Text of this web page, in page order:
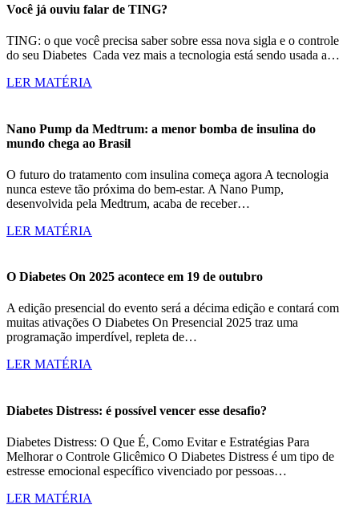
Você já ouviu falar de TING?
TING: o que você precisa saber sobre essa nova sigla e o controle
do seu Diabetes Cada vez mais a tecnologia está sendo usada a…
LER MATÉRIA
Nano Pump da Medtrum: a menor bomba de insulina do
mundo chega ao Brasil
O futuro do tratamento com insulina começa agora A tecnologia
nunca esteve tão próxima do bem-estar. A Nano Pump,
desenvolvida pela Medtrum, acaba de receber…
LER MATÉRIA
O Diabetes On 2025 acontece em 19 de outubro
A edição presencial do evento será a décima edição e contará com
muitas ativações O Diabetes On Presencial 2025 traz uma
programação imperdível, repleta de…
LER MATÉRIA
Diabetes Distress: é possível vencer esse desafio?
Diabetes Distress: O Que É, Como Evitar e Estratégias Para
Melhorar o Controle Glicêmico O Diabetes Distress é um tipo de
estresse emocional específico vivenciado por pessoas…
LER MATÉRIA